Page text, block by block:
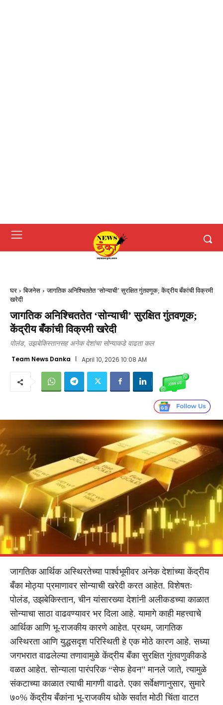
घर बिजनेस
जागतिक अनिश्चिततेत ‘सोन्याची’ सुरक्षित गुंतवणूक; केंद्रीय बँकांची विक्रमी
खरेदी
जागतिक अनिश्चिततेत ‘सोन्याची’ सुरक्षित गुंतवणूक;
केंद्रीय बँकांची विक्रमी खरेदी
पोलंड, उझबेकिस्तानसह अनेक देशांचा सोन्याकडे वाढता कल
Team News Danka April 10, 2026 10:08 AM
जागतिक आर्थिक अस्थिरतेच्या पार्श्वभूमीवर अनेक देशांच्या केंद्रीय
बँका मोठ्या प्रमाणावर सोन्याची खरेदी करत आहेत. विशेषतः
पोलंड, उझबेकिस्तान, चीन यांसारख्या देशांनी अलीकडच्या काळात
सोन्याचा साठा वाढवण्यावर भर दिला आहे. यामागे काही महत्त्वाचे
आर्थिक आणि भू-राजकीय कारणे आहेत. प्रथम, जागतिक
अस्थिरता आणि युद्धसदृश परिस्थिती हे एक मोठे कारण आहे. सध्या
जगभरात वाढलेल्या तणावामुळे केंद्रीय बँका सुरक्षित गुंतवणुकीकडे
वळत आहेत. सोन्याला पारंपरिक “सेफ हेवन” मानले जाते, त्यामुळे
संकटाच्या काळात त्याची मागणी वाढते. एका सर्वेक्षणानुसार, सुमारे
७०% केंद्रीय बँकांना भू-राजकीय धोके सर्वात मोठी चिंता वाटत